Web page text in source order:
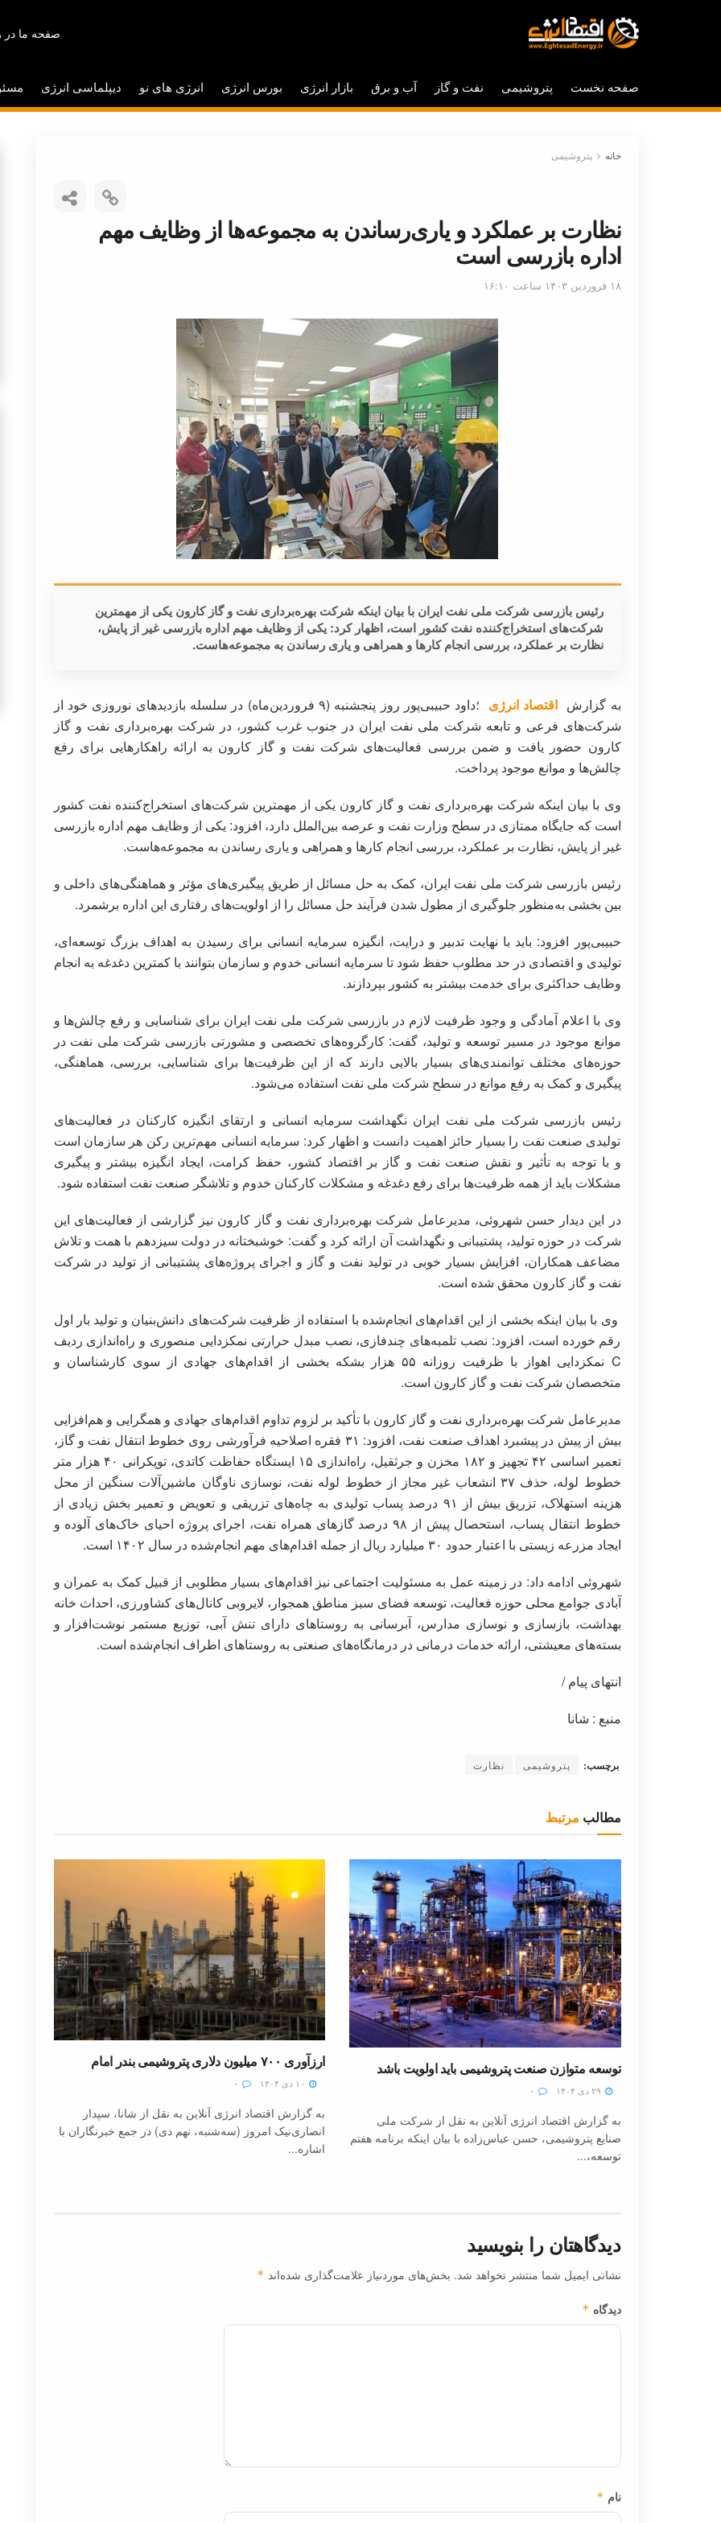
صفحه ما در
صفحه نخست پتروشیمی نفت و گاز آب و برق بازار انرژی بورس انرژی انرژی های نو دیپلماسی انرژی
خانه پتروشیمی
نظارت بر عملکرد و یاری‌رساندن به مجموعه‌ها از وظایف مهم
اداره بازرسی است
۱۸ فروردین ۱۴۰۳ ساعت ۱۶:۱۰
رئیس بازرسی شرکت ملی نفت ایران با بیان اینکه شرکت بهره‌برداری نفت و گاز کارون یکی از مهمترین
شرکت‌های استخراج‌کننده نفت کشور است، اظهار کرد: یکی از وظایف مهم اداره بازرسی غیر از پایش،
نظارت بر عملکرد، بررسی انجام کارها و همراهی و یاری رساندن به مجموعه‌هاست.
به گزارش اقتصاد انرژی
؛داود حبیبی‌پور روز پنجشنبه (۹ فروردین‌ماه) در سلسله بازدیدهای نوروزی خود از
شرکت‌های فرعی و تابعه شرکت ملی نفت ایران در جنوب غرب کشور، در شرکت بهره‌برداری نفت و گاز
کارون حضور یافت و ضمن بررسی فعالیت‌های شرکت نفت و گاز کارون به ارائه راهکارهایی برای رفع
چالش‌ها و موانع موجود پرداخت.
وی با بیان اینکه شرکت بهره‌برداری نفت و گاز کارون یکی از مهمترین شرکت‌های استخراج‌کننده نفت کشور
است که جایگاه ممتازی در سطح وزارت نفت و عرصه بین‌الملل دارد، افزود: یکی از وظایف مهم اداره بازرسی
غیر از پایش، نظارت بر عملکرد، بررسی انجام کارها و همراهی و یاری رساندن به مجموعه‌هاست.
رئیس بازرسی شرکت ملی نفت ایران، کمک به حل مسائل از طریق پیگیری‌های مؤثر و هماهنگی‌های داخلی و
بین بخشی به‌منظور جلوگیری از مطول شدن فرآیند حل مسائل را از اولویت‌های رفتاری این اداره برشمرد.
حبیبی‌پور افزود: باید با نهایت تدبیر و درایت، انگیزه سرمایه‌ انسانی برای رسیدن به اهداف بزرگ توسعه‌ای،
تولیدی و اقتصادی در حد مطلوب حفظ شود تا سرمایه انسانی خدوم و سازمان بتوانند با کمترین دغدغه به انجام
وظایف حداکثری برای خدمت بیشتر به کشور بپردازند.
وی با اعلام آمادگی و وجود ظرفیت لازم در بازرسی شرکت ملی نفت ایران برای شناسایی و رفع چالش‌ها و
موانع موجود در مسیر توسعه و تولید، گفت: کارگروه‌های تخصصی و مشورتی بازرسی شرکت ملی نفت در
حوزه‌های مختلف توانمندی‌های بسیار بالایی دارند که از این ظرفیت‌ها برای شناسایی، بررسی، هماهنگی،
پیگیری و کمک به رفع موانع در سطح شرکت ملی نفت استفاده می‌شود.
رئیس بازرسی شرکت ملی نفت ایران نگهداشت سرمایه انسانی و ارتقای انگیزه کارکنان در فعالیت‌های
تولیدی صنعت نفت را بسیار حائز اهمیت دانست و اظهار کرد: سرمایه انسانی مهم‌ترین رکن هر سازمان است
و با توجه به تأثیر و نقش صنعت نفت و گاز بر اقتصاد کشور، حفظ کرامت، ایجاد انگیزه بیشتر و پیگیری
مشکلات باید از همه ظرفیت‌ها برای رفع دغدغه و مشکلات کارکنان خدوم و تلاشگر صنعت نفت استفاده شود.
در این دیدار حسن شهروئی، مدیرعامل شرکت بهره‌برداری نفت و گاز کارون نیز گزارشی از فعالیت‌های این
شرکت در حوزه تولید، پشتیبانی و نگهداشت آن ارائه کرد و گفت: خوشبختانه در دولت سیزدهم با همت و تلاش
مضاعف همکاران، افزایش بسیار خوبی در تولید نفت و گاز و اجرای پروژه‌های پشتیبانی از تولید در شرکت
نفت و گاز کارون محقق شده است.
وی با بیان اینکه بخشی از این اقدام‌های انجام‌شده با استفاده از ظرفیت شرکت‌های دانش‌بنیان و تولید بار اول
رقم خورده است، افزود: نصب تلمبه‌های چندفازی، نصب مبدل حرارتی نمکزدایی منصوری و راه‌اندازی ردیف
C نمکزدایی اهواز با ظرفیت روزانه ۵۵ هزار بشکه بخشی از اقدام‌های جهادی از سوی کارشناسان و
متخصصان شرکت نفت و گاز کارون است.
مدیرعامل شرکت بهره‌برداری نفت و گاز کارون با تأکید بر لزوم تداوم اقدام‌های جهادی و همگرایی و هم‌افزایی
بیش از پیش در پیشبرد اهداف صنعت نفت، افزود: ۳۱ فقره اصلاحیه فرآورشی روی خطوط انتقال نفت و گاز،
تعمیر اساسی ۴۲ تجهیز و ۱۸۲ مخزن و جرثقیل، راه‌اندازی ۱۵ ایستگاه حفاظت کاتدی، توپکرانی ۴۰ هزار متر
خطوط لوله، حذف ۳۷ انشعاب غیر مجاز از خطوط لوله نفت، نوسازی ناوگان ماشین‌آلات سنگین از محل
هزینه استهلاک، تزریق بیش از ۹۱ درصد پساب تولیدی به چاه‌های تزریقی و تعویض و تعمیر بخش زیادی از
خطوط انتقال پساب، استحصال پیش از ۹۸ درصد گازهای همراه نفت، اجرای پروژه احیای خاک‌های آلوده و
ایجاد مزرعه زیستی با اعتبار حدود ۳۰ میلیارد ریال از جمله اقدام‌های مهم انجام‌شده در سال ۱۴۰۲ است.
شهروئی ادامه داد: در زمینه عمل به مسئولیت‌ اجتماعی نیز اقدام‌های بسیار مطلوبی از قبیل کمک به عمران و
آبادی جوامع محلی حوزه فعالیت، توسعه فضای سبز مناطق همجوار، لایروبی کانال‌های کشاورزی، احداث خانه
بهداشت، بازسازی و نوسازی مدارس، آبرسانی به روستاهای دارای تنش آبی، توزیع مستمر نوشت‌افزار و
بسته‌های معیشتی، ارائه خدمات درمانی در درمانگاه‌های صنعتی به روستاهای اطراف انجام‌شده است.
انتهای پیام /
منبع : شانا
برچسب: پتروشیمی نظارت
مطالب مرتبط
توسعه متوازن صنعت پتروشیمی باید اولویت باشد
به گزارش اقتصاد انرژی آنلاین به نقل از شرکت ملی
صنایع پتروشیمی، حسن عباس‌زاده با بیان اینکه برنامه هفتم
توسعه،...
ارزآوری ۷۰۰ میلیون دلاری پتروشیمی بندر امام
به گزارش اقتصاد انرژی آنلاین به نقل از شانا، سپدار
انصاری‌نیک امروز (سه‌شنبه، نهم دی) در جمع خبرنگاران با
اشاره...
دیدگاهتان را بنویسید
نشانی ایمیل شما منتشر نخواهد شد. بخش‌های موردنیاز علامت‌گذاری شده‌اند *
دیدگاه *
نام *